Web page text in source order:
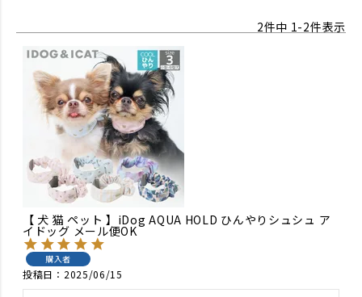
2件中 1-2件表示
【 犬 猫 ペット 】iDog AQUA HOLD ひんやりシュシュ ア
イドッグ メール便OK
購入者
投稿日 2025/06/15